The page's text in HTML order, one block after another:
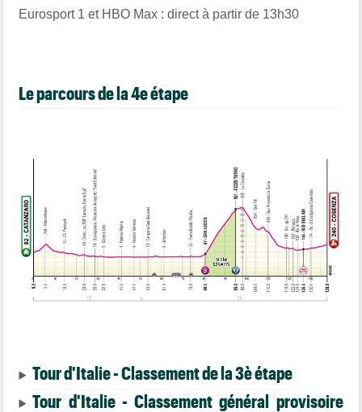
Eurosport 1 et HBO Max : direct à partir de 13h30
Le parcours de la 4e étape
Tour d'Italie - Classement de la 3è étape
Tour d'Italie - Classement général provisoire